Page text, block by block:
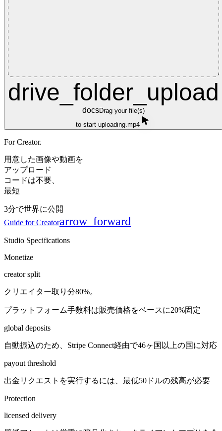
drive_folder_upload
docsDrag your file(s)
to start uploading.mp4
For Creator.
用意した画像や動画を
アップロード
コードは不要、
最短
3分で世界に公開
Guide for Creatorarrow_forward
Studio Specifications
Monetize
creator split
クリエイター取り分80%。
プラットフォーム手数料は販売価格をベースに20%固定
global deposits
自動振込のため、Stripe Connect経由で46ヶ国以上の国に対応
payout threshold
出金リクエストを実行するには、最低50ドルの残高が必要
Protection
licensed delivery